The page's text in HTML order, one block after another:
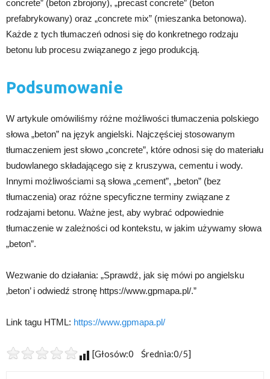
concrete” (beton zbrojony), „precast concrete” (beton
prefabrykowany) oraz „concrete mix” (mieszanka betonowa).
Każde z tych tłumaczeń odnosi się do konkretnego rodzaju
betonu lub procesu związanego z jego produkcją.
Podsumowanie
W artykule omówiliśmy różne możliwości tłumaczenia polskiego
słowa „beton” na język angielski. Najczęściej stosowanym
tłumaczeniem jest słowo „concrete”, które odnosi się do materiału
budowlanego składającego się z kruszywa, cementu i wody.
Innymi możliwościami są słowa „cement”, „beton” (bez
tłumaczenia) oraz różne specyficzne terminy związane z
rodzajami betonu. Ważne jest, aby wybrać odpowiednie
tłumaczenie w zależności od kontekstu, w jakim używamy słowa
„beton”.
Wezwanie do działania: „Sprawdź, jak się mówi po angielsku
‚beton’ i odwiedź stronę https://www.gpmapa.pl/.”
Link tagu HTML: https://www.gpmapa.pl/
[Głosów:0 Średnia:0/5]